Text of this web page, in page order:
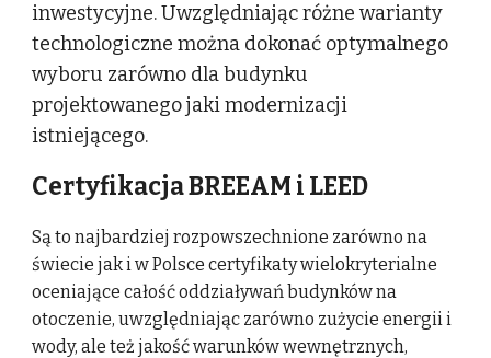
inwestycyjne. Uwzględniając różne warianty
technologiczne można dokonać optymalnego
wyboru zarówno dla budynku
projektowanego jaki modernizacji
istniejącego.
Certyfikacja BREEAM i LEED
Są to najbardziej rozpowszechnione zarówno na
świecie jak i w Polsce certyfikaty wielokryterialne
oceniające całość oddziaływań budynków na
otoczenie, uwzględniając zarówno zużycie energii i
wody, ale też jakość warunków wewnętrznych,